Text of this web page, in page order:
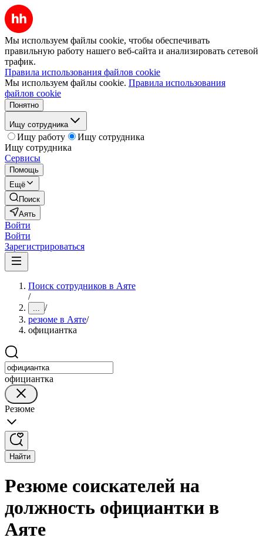
Мы используем файлы cookie, чтобы обеспечивать
правильную работу нашего веб-сайта и анализировать сетевой
трафик.
Правила использования файлов cookie
Мы используем файлы cookie. Правила использования
файлов cookie
Понятно
Ищу сотрудника
Ищу работу
Ищу сотрудника
Ищу сотрудника
Сервисы
Помощь
Ещё
Поиск
Аять
Войти
Войти
Зарегистрироваться
Поиск сотрудников в Аяте
/
... /
резюме в Аяте/
официантка
официантка
Резюме
Найти
Резюме соискателей на
должность официантки в
Аяте